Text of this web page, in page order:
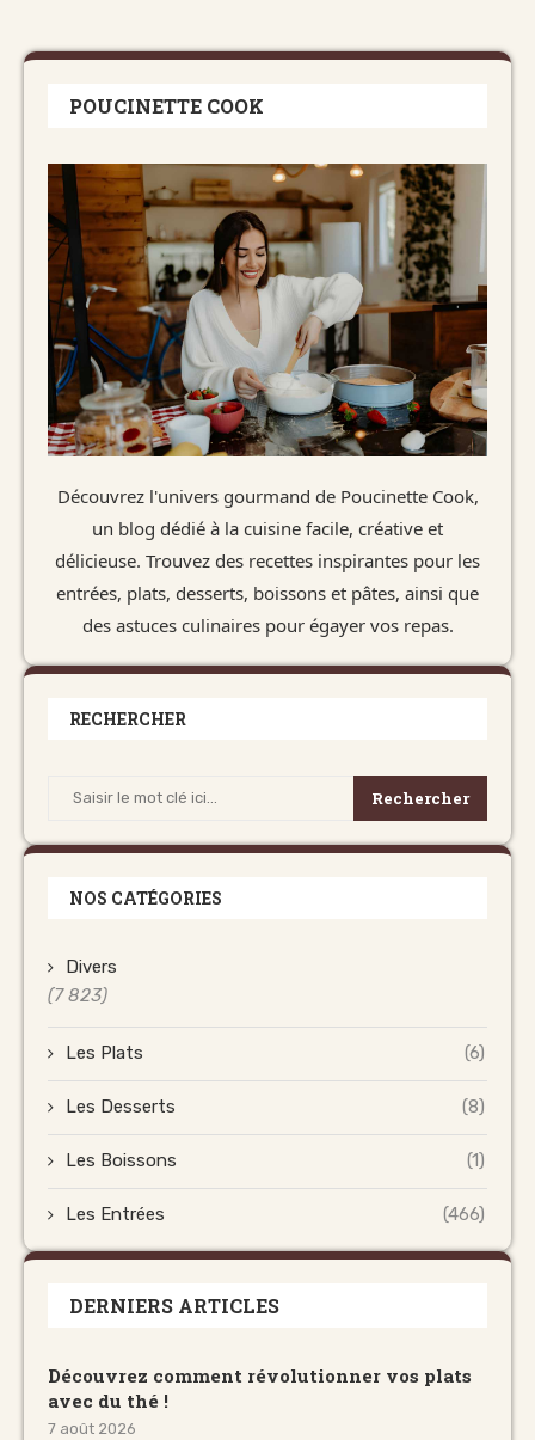
POUCINETTE COOK
Découvrez l'univers gourmand de Poucinette Cook,
un blog dédié à la cuisine facile, créative et
délicieuse. Trouvez des recettes inspirantes pour les
entrées, plats, desserts, boissons et pâtes, ainsi que
des astuces culinaires pour égayer vos repas.
RECHERCHER
Rechercher
NOS CATÉGORIES
Divers
(7 823)
Les Plats (6)
Les Desserts (8)
Les Boissons (1)
Les Entrées (466)
DERNIERS ARTICLES
Découvrez comment révolutionner vos plats
avec du thé !
7 août 2026